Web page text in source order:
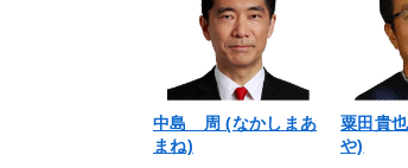
中島 周 (なかしまあ
まね)
粟田貴
や)